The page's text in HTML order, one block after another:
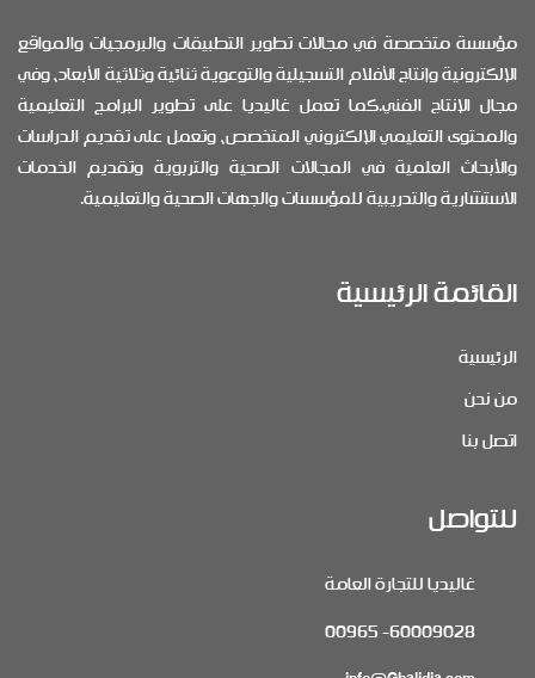
مؤسسة متخصصة في مجالات تطوير التطبيقات والبرمجيات والمواقع
الإلكترونية وإنتاج الأفلام التسجيلية والتوعوية ثنائية وثلاثية الأبعاد، وفي
مجال الإنتاج الفني.كما تعمل غاليديا على تطوير البرامج التعليمية
والمحتوى التعليمي الإلكتروني المتخصص، وتعمل على تقديم الدراسات
والأبحاث العلمية في المجالات الصحية والتربوية وتقديم الخدمات
الاستشارية والتدريبية للمؤسسات والجهات الصحية والتعليمية.
القائمة الرئيسية
الرئيسية
من نحن
اتصل بنا
للتواصل
غاليديا للتجارة العامة
60009028- 00965